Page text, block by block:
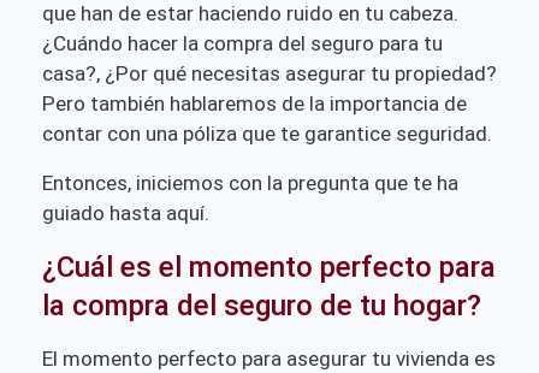
que han de estar haciendo ruido en tu cabeza.
¿Cuándo hacer la compra del seguro para tu
casa?, ¿Por qué necesitas asegurar tu propiedad?
Pero también hablaremos de la importancia de
contar con una póliza que te garantice seguridad.
Entonces, iniciemos con la pregunta que te ha
guiado hasta aquí.
¿Cuál es el momento perfecto para
la compra del seguro de tu hogar?
El momento perfecto para asegurar tu vivienda es